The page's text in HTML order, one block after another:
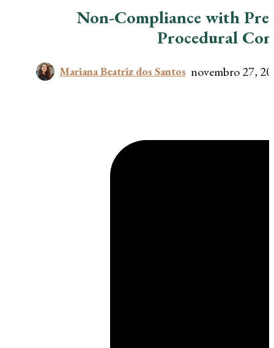
Non-Compliance with
Procedural
Mariana Beatriz dos Santos novembro 27,